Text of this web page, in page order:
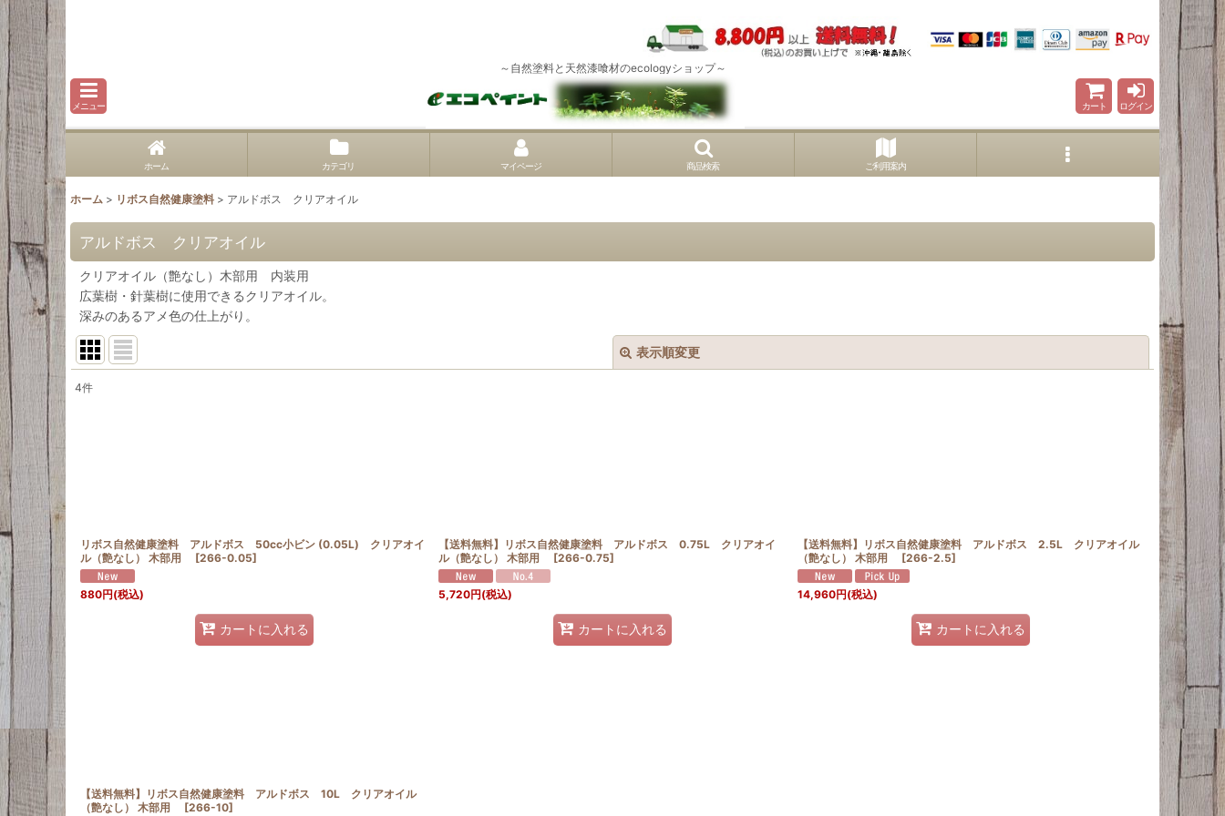
～自然塗料と天然漆喰材のecologyショップ～
メニュー カート ログイン
ホーム カテゴリ マイページ 商品検索 ご利用案内
ホーム > リボス自然健康塗料 > アルドボス クリアオイル
アルドボス クリアオイル
クリアオイル（艶なし）木部用 内装用
広葉樹・針葉樹に使用できるクリアオイル。
深みのあるアメ色の仕上がり。
表示順変更
4件
リボス自然健康塗料 アルドボス 50cc小ビン (0.05L) クリアオイ
ル（艶なし） 木部用
[266-0.05]
880円(税込)
カートに入れる
【送料無料】リボス自然健康塗料 アルドボス 0.75L クリアオイ
ル（艶なし） 木部用
[266-0.75]
5,720円(税込)
カートに入れる
【送料無料】リボス自然健康塗料 アルドボス 2.5L クリアオイル
（艶なし） 木部用
[266-2.5]
14,960円(税込)
カートに入れる
【送料無料】リボス自然健康塗料 アルドボス 10L クリアオイル
（艶なし） 木部用
[266-10]